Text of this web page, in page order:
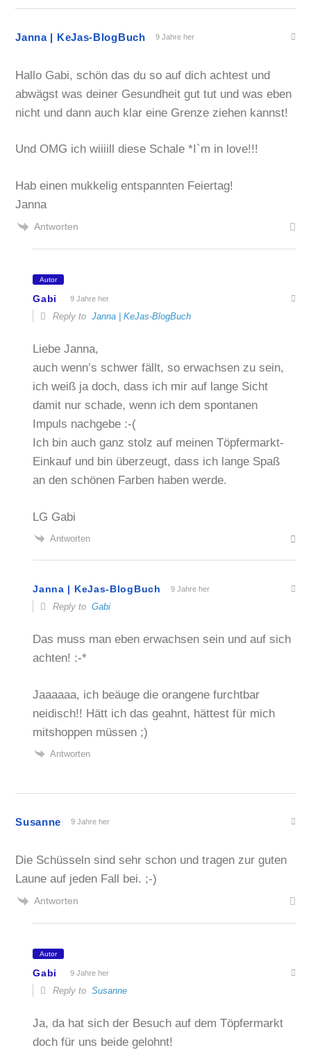
Janna | KeJas-BlogBuch 9 Jahre her
Hallo Gabi, schön das du so auf dich achtest und
abwägst was deiner Gesundheit gut tut und was eben
nicht und dann auch klar eine Grenze ziehen kannst!
Und OMG ich wiiiill diese Schale *I`m in love!!!
Hab einen mukkelig entspannten Feiertag!
Janna
Antworten
Autor
Gabi 9 Jahre her
Reply toJanna | KeJas-BlogBuch
Liebe Janna,
auch wenn’s schwer fällt, so erwachsen zu sein,
ich weiß ja doch, dass ich mir auf lange Sicht
damit nur schade, wenn ich dem spontanen
Impuls nachgebe :-(
Ich bin auch ganz stolz auf meinen Töpfermarkt-
Einkauf und bin überzeugt, dass ich lange Spaß
an den schönen Farben haben werde.
LG Gabi
Antworten
Janna | KeJas-BlogBuch 9 Jahre her
Reply toGabi
Das muss man eben erwachsen sein und auf sich
achten! :-*
Jaaaaaa, ich beäuge die orangene furchtbar
neidisch!! Hätt ich das geahnt, hättest für mich
mitshoppen müssen ;)
Antworten
Susanne 9 Jahre her
Die Schüsseln sind sehr schon und tragen zur guten
Laune auf jeden Fall bei. ;-)
Antworten
Autor
Gabi 9 Jahre her
Reply toSusanne
Ja, da hat sich der Besuch auf dem Töpfermarkt
doch für uns beide gelohnt!